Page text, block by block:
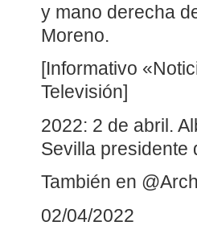
y mano derecha
Moreno.
[Informativo
Televisión]
2022: 2 de abril.
Sevilla presidente
También en
02/04/2022